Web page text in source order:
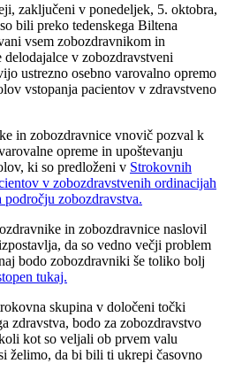
zaključeni v ponedeljek, 5. oktobra,
bili preko tedenskega Biltena
vsem zobozdravnikom in
v zobozdravstveni
ustrezno osebno varovalno opremo
vstopanja pacientov v zdravstveno
in zobozdravnice vnovič pozval k
opreme in upoštevanju
ki so predloženi v Strokovnih
v zobozdravstvenih ordinacijah
področju zobozdravstva.
in zobozdravnice naslovil
da so vedno večji problem
bodo zobozdravniki še toliko bolj
tukaj.
skupina v določeni točki
zdravstva, bodo za zobozdravstvo
kot so veljali ob prvem valu
želimo, da bi bili ti ukrepi časovno